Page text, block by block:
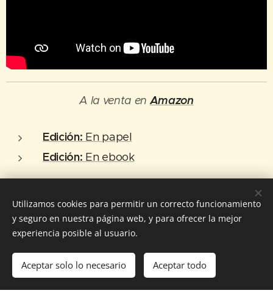
A la venta enAmazon
Edición: En papel
Edición: En ebook
© 2025 AbbyCT.com
Creado conWebnode Cookies
¡Crea tu página web gratis! Comenzar
Utilizamos cookies para permitir un correcto funcionamiento
y seguro en nuestra página web, y para ofrecer la mejor
experiencia posible al usuario.
Aceptar solo lo necesario Aceptar todo